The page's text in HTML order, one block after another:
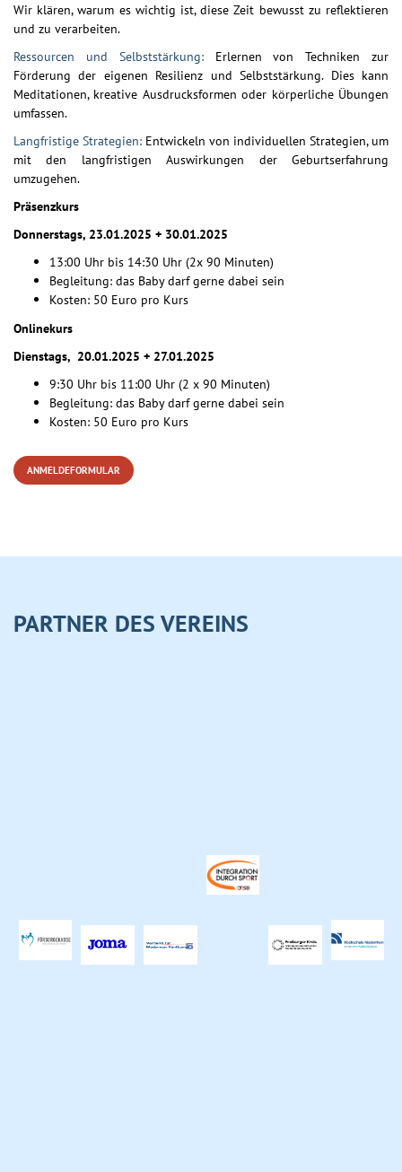
Wir klären, warum es wichtig ist, diese Zeit bewusst zu reflektieren
und zu verarbeiten.
Ressourcen und Selbststärkung:Erlernen von Techniken zur
Förderung der eigenen Resilienz und Selbststärkung. Dies kann
Meditationen, kreative Ausdrucksformen oder körperliche Übungen
umfassen.
Langfristige Strategien: Entwickeln von individuellen Strategien, um
mit den langfristigen Auswirkungen der Geburtserfahrung
umzugehen.
Präsenzkurs
Donnerstags, 23.01.2025 + 30.01.2025
13:00 Uhr bis 14:30 Uhr (2x 90 Minuten)
Begleitung: das Baby darf gerne dabei sein
Kosten: 50 Euro pro Kurs
Onlinekurs
Dienstags, 20.01.2025 + 27.01.2025
9:30 Uhr bis 11:00 Uhr (2 x 90 Minuten)
Begleitung: das Baby darf gerne dabei sein
Kosten: 50 Euro pro Kurs
ANMELDEFORMULAR
PARTNER DES VEREINS